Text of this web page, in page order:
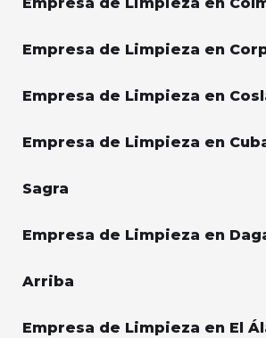
Empresa de Limpieza en
Empresa de Limpieza en
Empresa de Limpieza en
Empresa de Limpieza en
Sagra
Empresa de Limpieza en
Arriba
Empresa de Limpieza en El